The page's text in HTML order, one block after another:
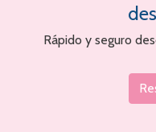
Rápido y seguro